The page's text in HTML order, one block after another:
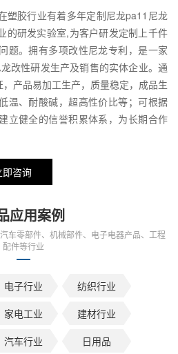
塑胶行业有着多年定制尼龙pa11尼龙
的研发实验室,为客户研发定制上千件
题。拥有多项改性尼龙专利，是一家
改性研发生产及销售的实体企业。通
产品易加工生产，质量稳定，成品生
温、耐酸碱，超高性价比等；可根据
立健全的信誉积累体系，为长期合作
即咨询
应用案例
车零部件、机械部件、电子电器产品、工程
配件等行业
电子行业
纺织行业
家电工业
建材行业
汽车行业
日用品